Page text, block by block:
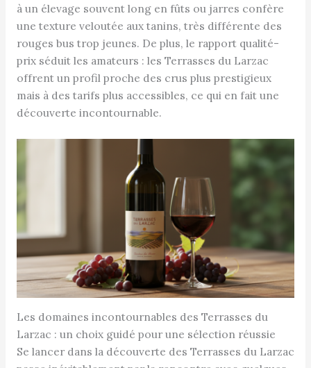
à un élevage souvent long en fûts ou jarres confère
une texture veloutée aux tanins, très différente des
rouges bus trop jeunes. De plus, le rapport qualité-
prix séduit les amateurs : les Terrasses du Larzac
offrent un profil proche des crus plus prestigieux
mais à des tarifs plus accessibles, ce qui en fait une
découverte incontournable.
Les domaines incontournables des Terrasses du
Larzac : un choix guidé pour une sélection réussie
Se lancer dans la découverte des Terrasses du Larzac